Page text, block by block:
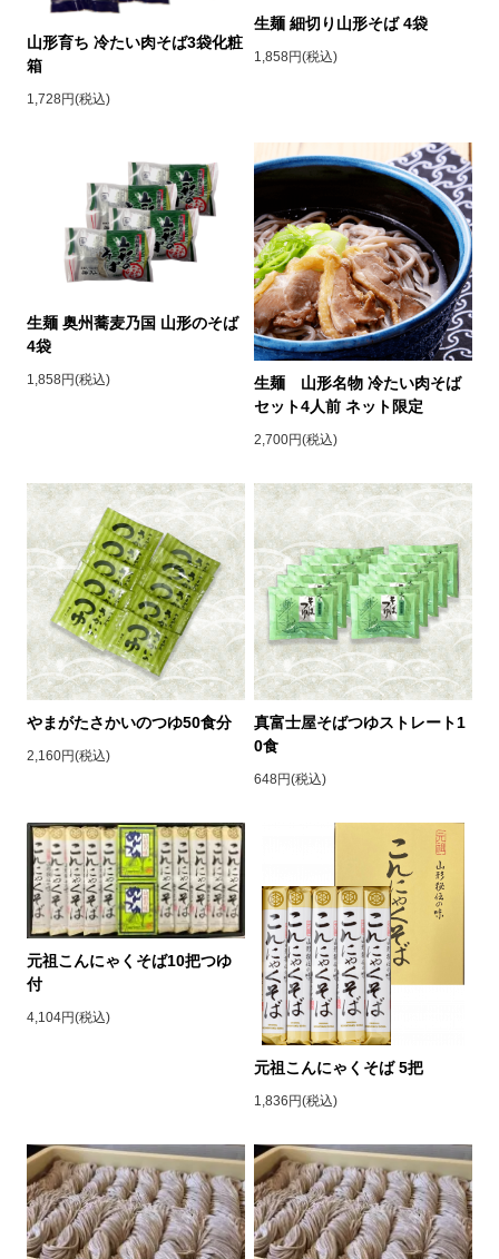
山形育ち 冷たい肉そば3袋化粧
箱
1,728円(税込)
生麺 細切り山形そば 4袋
1,858円(税込)
生麺 奥州蕎麦乃国 山形のそば
4袋
1,858円(税込)
生麺 山形名物 冷たい肉そば
セット4人前 ネット限定
2,700円(税込)
やまがたさかいのつゆ50食分
2,160円(税込)
真富士屋そばつゆストレート1
0食
648円(税込)
元祖こんにゃくそば10把つゆ
付
4,104円(税込)
元祖こんにゃくそば 5把
1,836円(税込)